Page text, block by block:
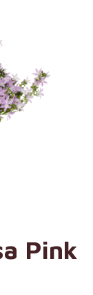
Pink